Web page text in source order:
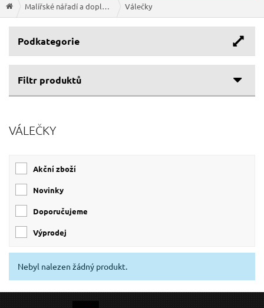
Malířské nářadí a doplňky Válečky
Podkategorie
Filtr produktů
VÁLEČKY
Akční zboží
Novinky
Doporučujeme
Výprodej
Nebyl nalezen žádný produkt.